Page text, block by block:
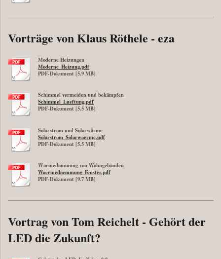
Vorträge von Klaus Röthele - eza
Moderne Heizungen
Moderne_Heizung.pdf
PDF-Dokument [5.9 MB]
Schimmel vermeiden und bekämpfen
Schimmel_Lueftung.pdf
PDF-Dokument [5.5 MB]
Solarstrom und Solarwärme
Solarstrom_Solarwaerme.pdf
PDF-Dokument [5.5 MB]
Wärmedämmung von Wohngebäuden
Waermedaemmung_Fenster.pdf
PDF-Dokument [9.7 MB]
Vortrag von Tom Reichelt - Gehört der
LED die Zukunft?